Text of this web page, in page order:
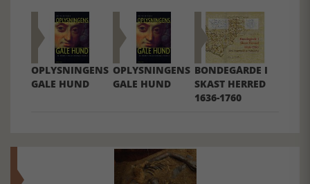
OPLYSNINGENS
GALE HUND
OPLYSNINGENS
GALE HUND
BONDEGÅRDE I
SKAST HERRED
1636-1760